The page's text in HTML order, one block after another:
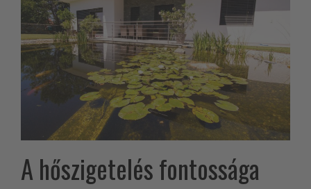
A hőszigetelés fontossága